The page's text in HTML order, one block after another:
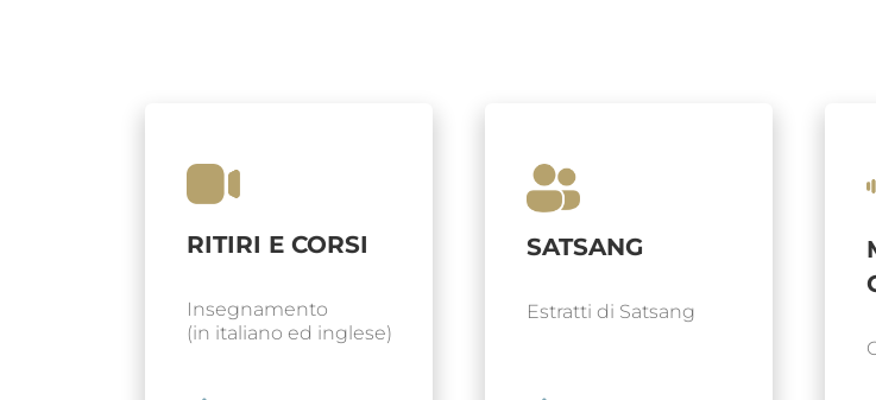
RITIRI E CORSI
Insegnamento
(in italiano ed inglese)
SATSANG
Estratti di Satsang